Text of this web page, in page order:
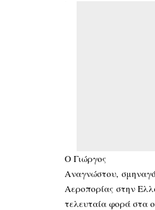
Ο Γιώργος
Αναγνώστου,
Αεροπορίας στην
τελευταία φορά στα